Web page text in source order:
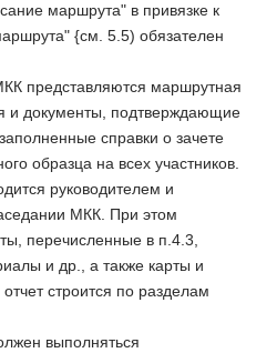
маршрута" в привязке к
{см. 5.5) обязателен
представляются маршрутная
и документы, подтверждающие
справки о зачете
образца на всех участников.
руководителем и
МКК. При этом
перечисленные в п.4.3,
и др., а также карты и
строится по разделам
выполняться